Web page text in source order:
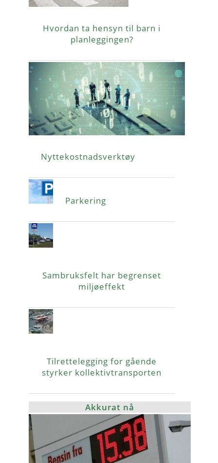
Hvordan ta hensyn til barn i
planleggingen?
Nyttekostnadsverktøy
Parkering
Sambruksfelt har begrenset
miljøeffekt
Tilrettelegging for gående
styrker kollektivtransporten
Akkurat nå